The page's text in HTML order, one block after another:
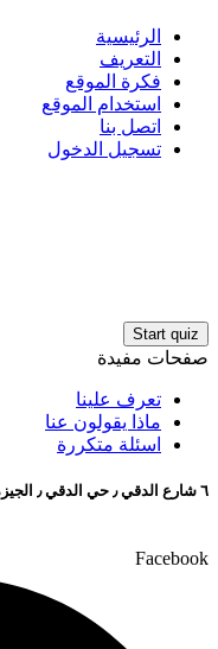
الرئيسية
التعريف
فكرة الموقع
استخدام الموقع
اتصل بنا
تسجيل الدخول
صفحات مفيدة
تعرف علينا
ماذا يقولون عنا
اسئلة متكررة
٦ شارع الدقي ٫ حي الدقي ٫ الجيزة
Facebook